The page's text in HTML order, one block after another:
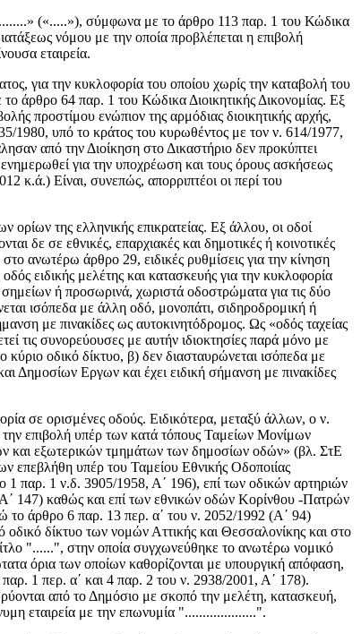
(«.....»), σύμφωνα με το άρθρο 113 παρ. 1 του Κώδικα
νόμου με την οποία προβλέπεται η επιβολή
εταιρεία.
για την κυκλοφορία του οποίου χωρίς την καταβολή του
άρθρο 64 παρ. 1 του Κώδικα Διοικητικής Δικονομίας. Εξ
προστίμου ενώπιον της αρμόδιας διοικητικής αρχής,
1980, υπό το κράτος του κυρωθέντος με τον ν. 614/1977,
από την Διοίκηση στο Δικαστήριο δεν προκύπτει
για την υποχρέωση και τους όρους ασκήσεως
κ.ά.) Είναι, συνεπώς, απορριπτέοι οι περί του
της ελληνικής επικρατείας. Εξ άλλου, οι οδοί
δε σε εθνικές, επαρχιακές και δημοτικές ή κοινοτικές
ανωτέρω άρθρο 29, ειδικές ρυθμίσεις για την κίνηση
ειδικής μελέτης και κατασκευής για την κυκλοφορία
σημείων ή προσωρινά, χωριστά οδοστρώματα για τις δύο
ισόπεδα με άλλη οδό, μονοπάτι, σιδηροδρομική ή
με πινακίδες ως αυτοκινητόδρομος. Ως «οδός ταχείας
τις συνορεύουσες με αυτήν ιδιοκτησίες παρά μόνο με
οδικό δίκτυο, β) δεν διασταυρώνεται ισόπεδα με
Δημοσίων Εργων και έχει ειδική σήμανση με πινακίδες
σε ορισμένες οδούς. Ειδικότερα, μεταξύ άλλων, ο ν.
επιβολή υπέρ των κατά τόπους Ταμείων Μονίμων
και εξωτερικών τμημάτων των δημοσίων οδών» (βλ. ΣτΕ
επεβλήθη υπέρ του Ταμείου Εθνικής Οδοποιίας
1 παρ. 1 ν.δ. 3905/1958, Α΄ 196), επί των οδικών αρτηριών
147) καθώς και επί των εθνικών οδών Κορίνθου -Πατρών
άρθρο 6 παρ. 13 περ. α΄ του ν. 2052/1992 (Α΄ 94)
δίκτυο των νομών Αττικής και Θεσσαλονίκης και στο
"......", στην οποία συγχωνεύθηκε το ανωτέρω νομικό
όρια των οποίων καθορίζονται με υπουργική απόφαση,
1 περ. α΄ και 4 παρ. 2 του ν. 2938/2001, Α΄ 178).
από το Δημόσιο με σκοπό την μελέτη, κατασκευή,
εταιρεία με την επωνυμία "....................".